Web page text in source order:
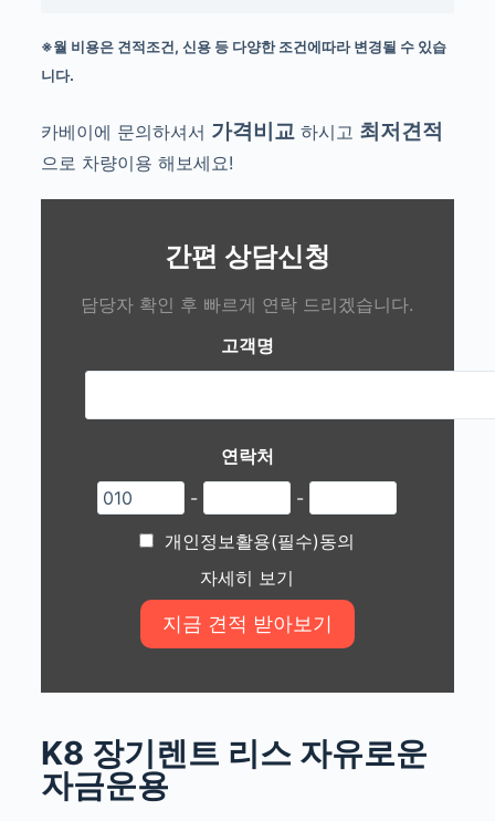
※월 비용은 견적조건, 신용 등 다양한 조건에따라 변경될 수 있습
니다.
카베이에 문의하셔서 가격비교하시고 최저견적
으로 차량이용 해보세요!
간편 상담신청
담당자 확인 후 빠르게 연락 드리겠습니다.
고객명
연락처
-
-
개인정보활용(필수)동의
자세히 보기
K8 장기렌트 리스 자유로운
자금운용